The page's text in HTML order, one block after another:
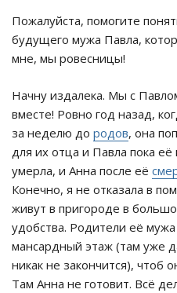
Пожалуйста, помогите
будущего мужа Павла,
мне, мы ровесницы!
Начну издалека. Мы с
вместе! Ровно год назад,
за неделю до родов, она
для их отца и Павла пока
умерла, и Анна после её
Конечно, я не отказала в
живут в пригороде в
удобства. Родители её
мансардный этаж (там уже
никак не закончится), чтоб
Там Анна не готовит. Всё